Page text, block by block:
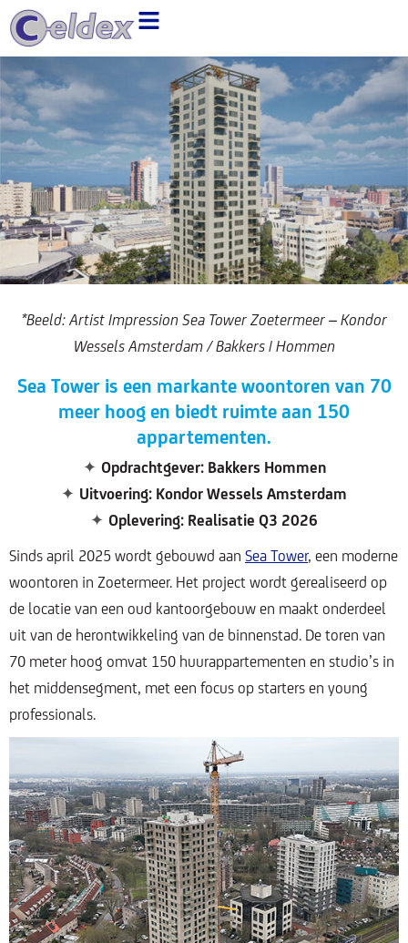
naar
de
inhoud
*Beeld: Artist Impression Sea Tower Zoetermeer – Kondor
Wessels Amsterdam / Bakkers | Hommen
Sea Tower is een markante woontoren van 70
meer hoog en biedt ruimte aan 150
appartementen.
✦ Opdrachtgever: Bakkers Hommen
✦ Uitvoering: Kondor Wessels Amsterdam
✦ Oplevering: Realisatie Q3 2026
Sinds april 2025 wordt gebouwd aan Sea Tower, een moderne
woontoren in Zoetermeer. Het project wordt gerealiseerd op
de locatie van een oud kantoorgebouw en maakt onderdeel
uit van de herontwikkeling van de binnenstad. De toren van
70 meter hoog omvat 150 huurappartementen en studio’s in
het middensegment, met een focus op starters en young
professionals.